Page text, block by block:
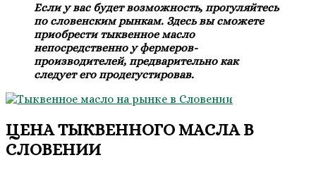
Если у вас будет возможность, прогуляйтесь
по словенским рынкам. Здесь вы сможете
приобрести тыквенное масло
непосредственно у фермеров-
производителей, предварительно как
следует его продегустировав.
ЦЕНА ТЫКВЕННОГО МАСЛА В
СЛОВЕНИИ